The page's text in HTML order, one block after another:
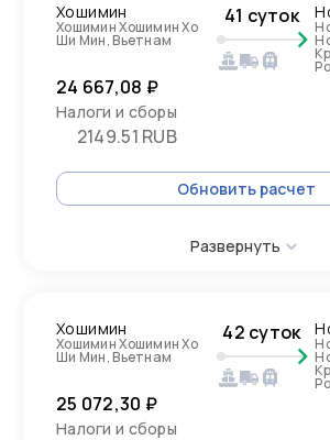
Хошимин
Хошимин Хошимин Хо
Ши Мин, Вьетнам
41 суток
24 667,08 ₽
Налоги и сборы
2149.51 RUB
Обновить расчет
Развернуть
Хошимин
Хошимин Хошимин Хо
Ши Мин, Вьетнам
42 суток
25 072,30 ₽
Налоги и сборы